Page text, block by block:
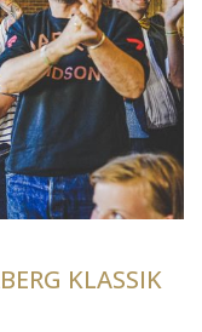
KLASSIK